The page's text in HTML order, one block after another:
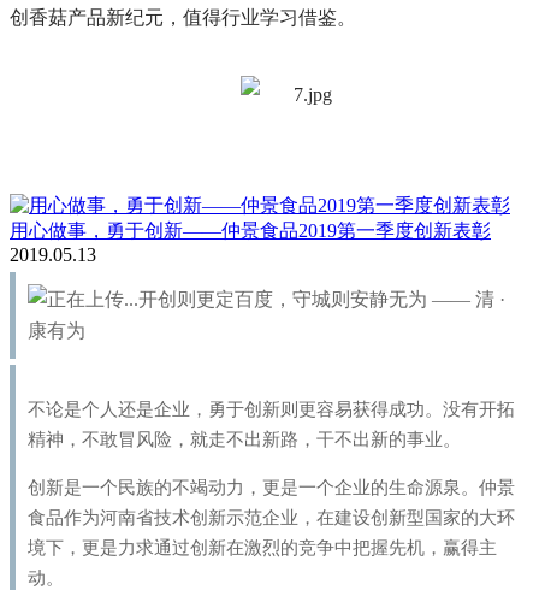
创香菇产品新纪元，值得行业学习借鉴。
用心做事，勇于创新——仲景食品2019第一季度创新表彰
2019.05.13
开创则更定百度，守城则安静无为 —— 清 ·
康有为
不论是个人还是企业，勇于创新则更容易获得成功。没有开拓
精神，不敢冒风险，就走不出新路，干不出新的事业。
创新是一个民族的不竭动力，更是一个企业的生命源泉。仲景
食品作为河南省技术创新示范企业，在建设创新型国家的大环
境下，更是力求通过创新在激烈的竞争中把握先机，赢得主
动。